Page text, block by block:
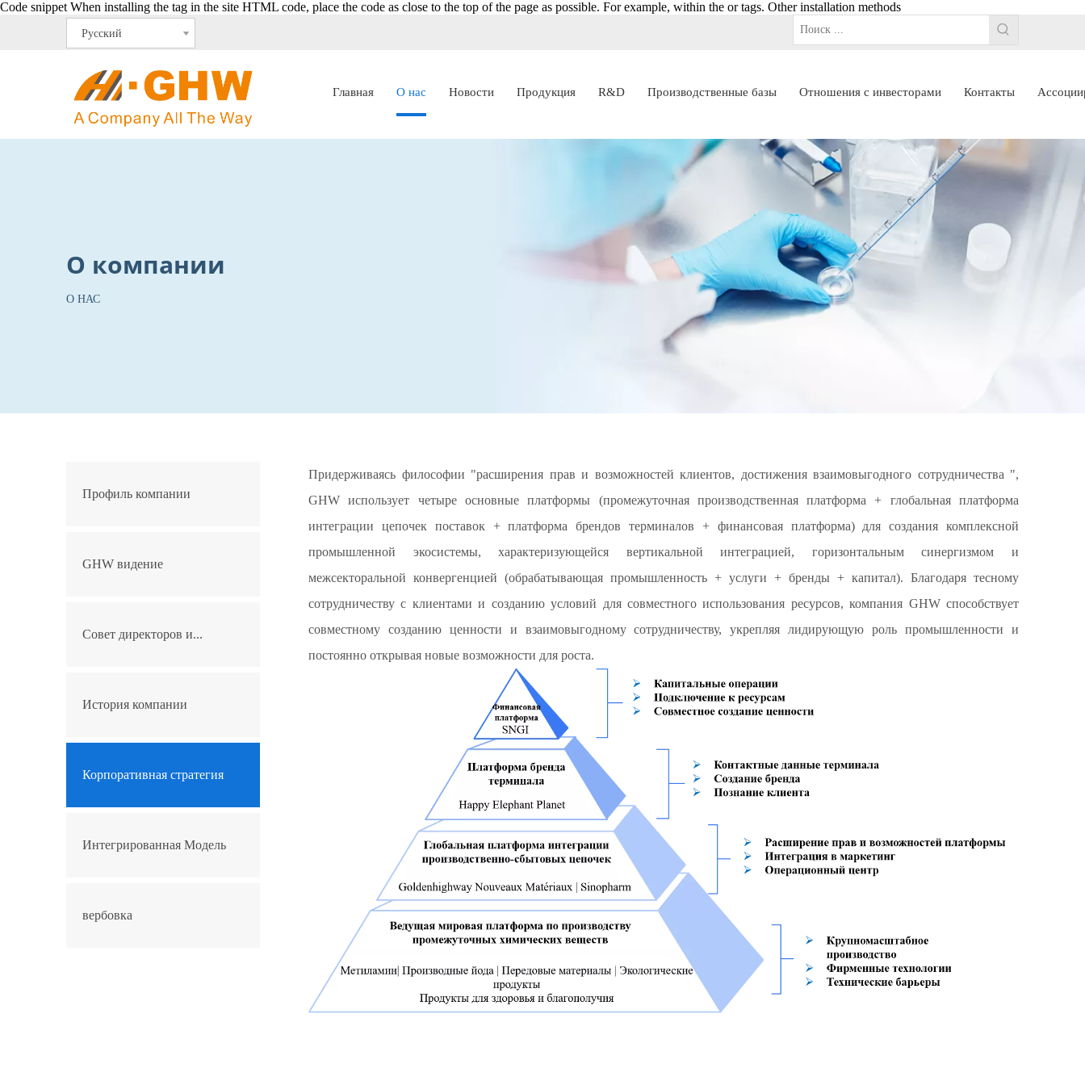
Code snippet When installing the tag in the site HTML code, place the code as close to the top of the page as possible. For example, within the ortags. Other installation methods
Pусский
Главная О нас Новости Продукция R&D Производственные базы Отношения с инвесторами Контакты
О компании
О НАС
Профиль компании
GHW видение
Совет директоров и...
История компании
Корпоративная стратегия
Интегрированная Модель
вербовка
Придерживаясь философии "расширения прав и возможностей клиентов, достижения взаимовыгодного сотрудничества ",
GHW использует четыре основные платформы (промежуточная производственная платформа + глобальная платформа
интеграции цепочек поставок + платформа брендов терминалов + финансовая платформа) для создания комплексной
промышленной экосистемы, характеризующейся вертикальной интеграцией, горизонтальным синергизмом и
межсекторальной конвергенцией (обрабатывающая промышленность + услуги + бренды + капитал). Благодаря тесному
сотрудничеству с клиентами и созданию условий для совместного использования ресурсов, компания GHW способствует
совместному созданию ценности и взаимовыгодному сотрудничеству, укрепляя лидирующую роль промышленности и
постоянно открывая новые возможности для роста.